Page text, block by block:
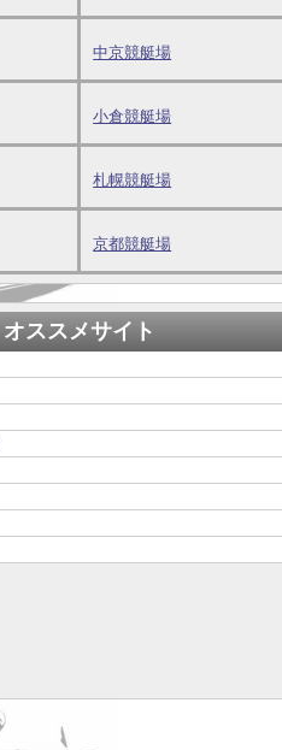
中京競艇場
小倉競艇場
札幌競艇場
京都競艇場
オススメサイト